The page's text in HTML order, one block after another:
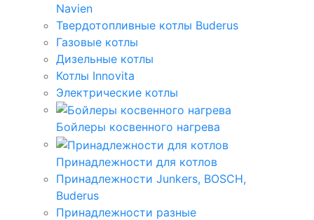
Navien
Твердотопливные котлы Buderus
Газовые котлы
Дизельные котлы
Котлы Innovita
Электрические котлы
Бойлеры косвенного нагрева
Принадлежности для котлов
Принадлежности Junkers, BOSCH,
Buderus
Принадлежности разные